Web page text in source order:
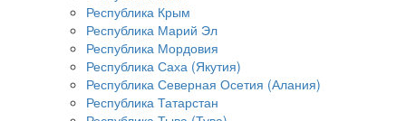
Республика Крым
Республика Марий Эл
Республика Мордовия
Республика Саха (Якутия)
Республика Северная Осетия (Алания)
Республика Татарстан